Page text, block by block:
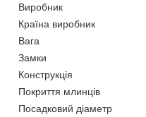
Виробник
Країна виробник
Вага
Замки
Конструкція
Покриття млинців
Посадковий діаметр